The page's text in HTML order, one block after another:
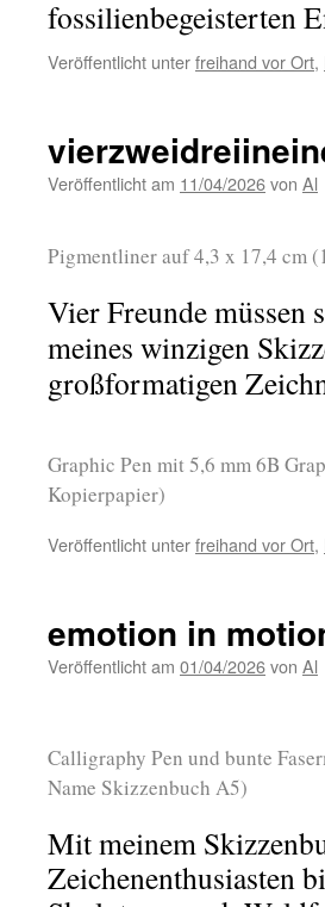
fossilienbegeisterten
Veröffentlicht unterfreihand vor Ort,
Veröffentlicht am 11/04/2026von Al
Pigmentliner auf 4,3 x 17,4 cm
Vier Freunde müssen
meines winzigen
großformatigen
Graphic Pen mit 5,6 mm 6B
Kopierpapier)
Veröffentlicht unterfreihand vor Ort,
emotion in
Veröffentlicht am 01/04/2026von Al
Calligraphy Pen und bunte
Name Skizzenbuch A5)
Mit meinem
Zeichenenthusiasten